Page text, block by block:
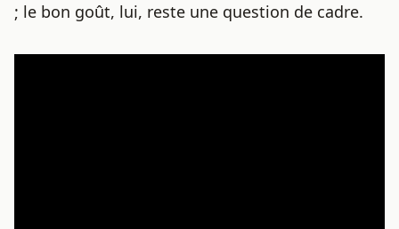
; le bon goût, lui, reste une question de cadre.